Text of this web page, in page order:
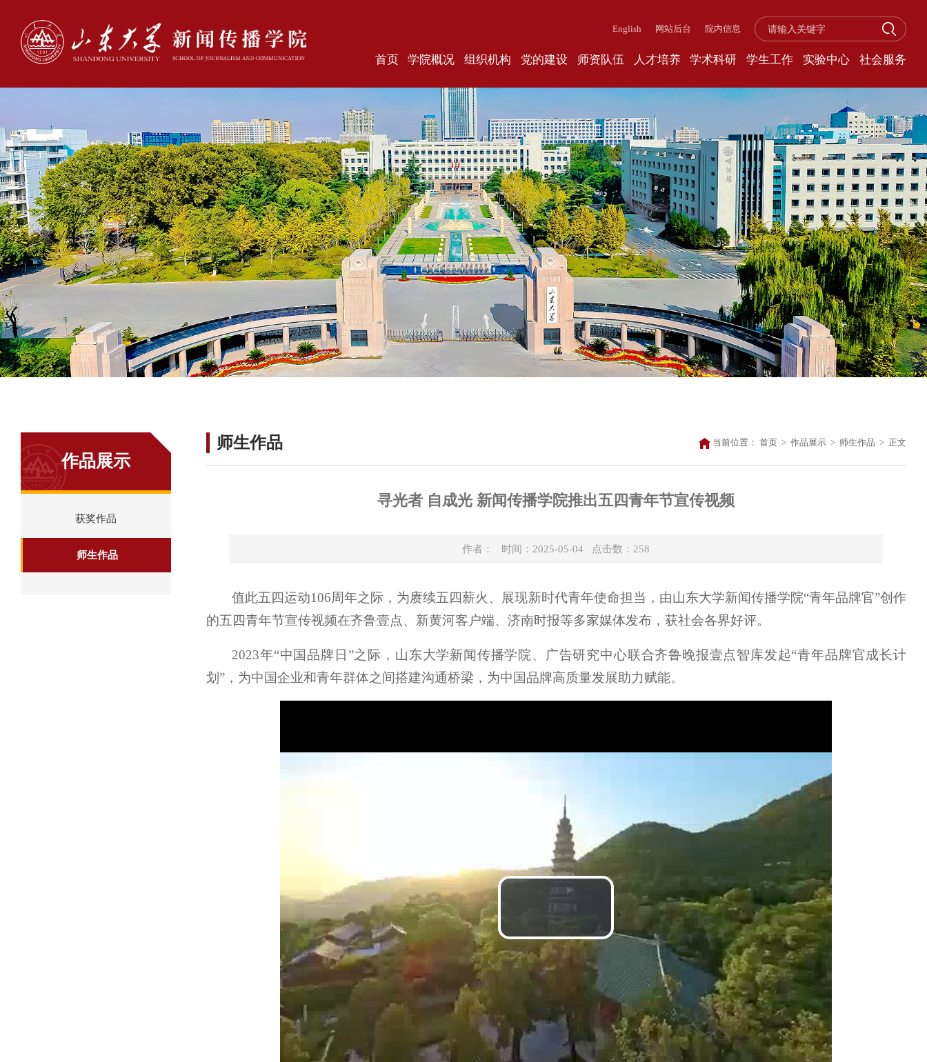
English 网站后台 院内信息
首页 学院概况 组织机构 党的建设 师资队伍 人才培养 学术科研 学生工作 实验中心 社会服务
作品展示
获奖作品
师生作品
师生作品 当前位置： 首页 > 作品展示 > 师生作品 > 正文
寻光者 自成光 新闻传播学院推出五四青年节宣传视频
作者： 时间：2025-05-04 点击数： 258
值此五四运动106周年之际，为赓续五四薪火、展现新时代青年使命担当，由山东大学新闻传播学院“青年品牌官”创作
的五四青年节宣传视频在齐鲁壹点、新黄河客户端、济南时报等多家媒体发布，获社会各界好评。
2023年“中国品牌日”之际，山东大学新闻传播学院、广告研究中心联合齐鲁晚报壹点智库发起“青年品牌官成长计
划”，为中国企业和青年群体之间搭建沟通桥梁，为中国品牌高质量发展助力赋能。
l